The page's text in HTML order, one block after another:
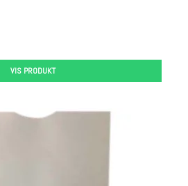
VIS PRODUKT